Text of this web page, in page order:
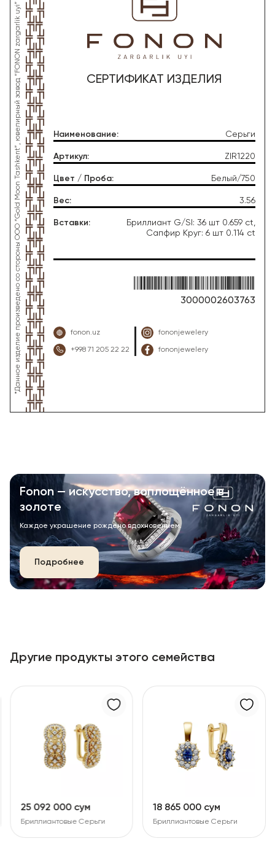
*Данное изделие произведено со стороны OOO “Gold Moon Tashkent”, ювелирный завод “FONON zargarlik uyi” СЕРТИФИКАТ ИЗДЕЛИЯ
Наименование: Серьги
Артикул: ZIR1220
Цвет / Проба: Белый/750
Вес: 3.56
Вставки:
Бриллиант G/SI: 36 шт 0.659 ct,
Сапфир Круг: 6 шт 0.114 ct
3000002603763
fonon.uz
+998 71 205 22 22
fononjewelery
fononjewelery
Fonon — искусство, воплощённое в
золоте
Каждое украшение рождено вдохновением.
Подробнее
Другие продукты этого семейства
25 092 000 сум
Бриллиантовые Серьги
18 865 000 сум
Бриллиантовые Серьги